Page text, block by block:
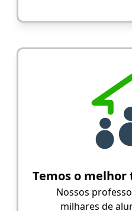
Temos o
Nossos
milhares de